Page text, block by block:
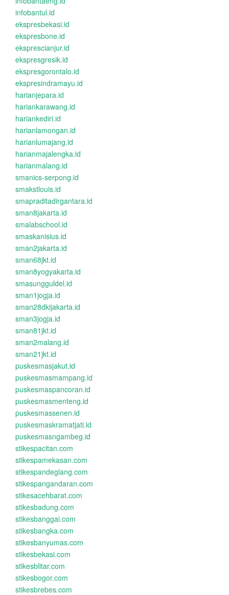
infobantul.id
ekspresbekasi.id
ekspresbone.id
eksprescianjur.id
ekspresgresik.id
ekspresgorontalo.id
ekspresindramayu.id
harianjepara.id
hariankarawang.id
hariankediri.id
harianlamongan.id
harianlumajang.id
harianmajalengka.id
harianmalang.id
smanics-serpong.id
smakstlouis.id
smapraditadirgantara.id
sman8jakarta.id
smalabschool.id
smaskanisius.id
sman2jakarta.id
sman68jkt.id
sman8yogyakarta.id
smasungguldel.id
sman1jogja.id
sman28dkijakarta.id
sman3jogja.id
sman81jkt.id
sman2malang.id
sman21jkt.id
puskesmasjakut.id
puskesmasmampang.id
puskesmaspancoran.id
puskesmasmenteng.id
puskesmassenen.id
puskesmaskramatjati.id
puskesmasngambeg.id
stikespacitan.com
stikespamekasan.com
stikespandeglang.com
stikespangandaran.com
stikesacehbarat.com
stikesbadung.com
stikesbanggai.com
stikesbangka.com
stikesbanyumas.com
stikesbekasi.com
stikesblitar.com
stikesbogor.com
stikesbrebes.com